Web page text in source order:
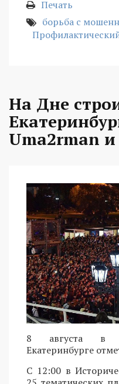
Печать
борьба с
На Дне
Uma2rman
8 августа в
Екатеринбурге
С 12:00 в